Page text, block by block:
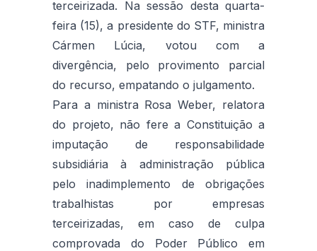
terceirizada. Na sessão desta quarta-
feira (15), a presidente do STF, ministra
Cármen Lúcia, votou com a
divergência, pelo provimento parcial
do recurso, empatando o julgamento.
Para a ministra Rosa Weber, relatora
do projeto, não fere a Constituição a
imputação de responsabilidade
subsidiária à administração pública
pelo inadimplemento de obrigações
trabalhistas por empresas
terceirizadas, em caso de culpa
comprovada do Poder Público em